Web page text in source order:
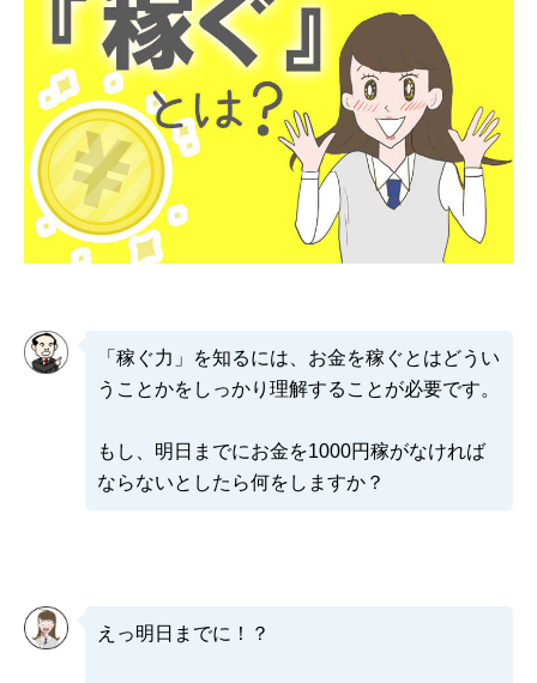
「稼ぐ力」を知るには、お金を稼ぐとはどうい
うことかをしっかり理解することが必要です。
もし、明日までにお金を1000円稼がなければ
ならないとしたら何をしますか？
えっ明日までに！？